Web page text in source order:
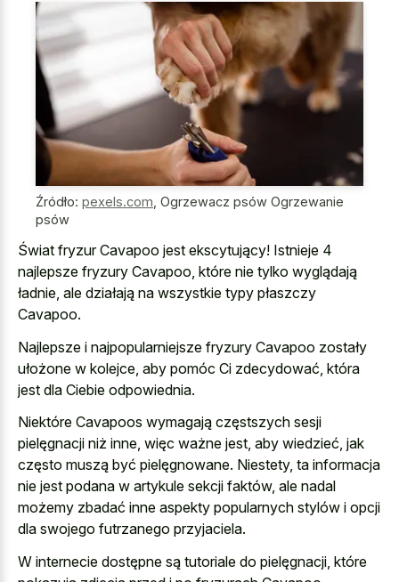
Źródło: pexels.com Ogrzewacz psów Ogrzewanie
psów
Świat fryzur Cavapoo jest ekscytujący! Istnieje 4
najlepsze fryzury Cavapoo, które nie tylko wyglądają
ładnie, ale działają na wszystkie typy płaszczy
Cavapoo.
Najlepsze i najpopularniejsze fryzury Cavapoo zostały
ułożone w kolejce, aby pomóc Ci zdecydować, która
jest dla Ciebie odpowiednia.
Niektóre Cavapoos wymagają częstszych sesji
pielęgnacji niż inne, więc ważne jest, aby wiedzieć, jak
często muszą być pielęgnowane. Niestety, ta informacja
nie jest podana w artykule sekcji faktów, ale nadal
możemy zbadać inne aspekty popularnych stylów i opcji
dla swojego futrzanego przyjaciela.
W internecie dostępne są tutoriale do pielęgnacji, które